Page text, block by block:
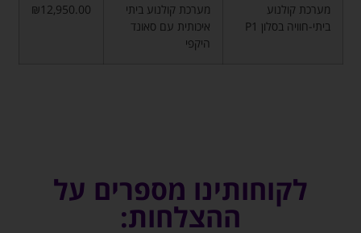
מערכת קולנוע
ביתי-חוויה בסלון P1
מערכת קולנוע ביתי
איכותית עם סאונד
היקפי
₪12,950.00
לקוחותינו מספרים על
ההצלחות: